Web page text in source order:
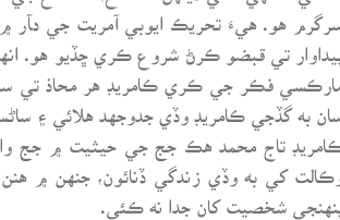
سرگرم هو. هيءَ تحريڪ ايوبي آمريت جي
مارڪسي فڪر جي ڪري ڪامريڊ هر محاذ تي
سان به گڏجي ڪامريڊ وڏي جدوجهد هلائي ۽ ساڻس
ڪامريڊ تاج محمد هڪ جج جي حيثيت ۾ جج
وڪالت کي به وڏي زندگي ڏنائون، جنهن ۾
پنهنجي شخصيت کان جدا نه ڪئي.